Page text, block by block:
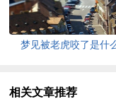
梦见被老虎咬了是什
相关文章推荐